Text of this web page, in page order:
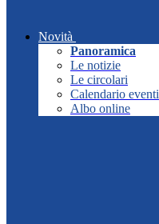
Novità
Panoramica
Le notizie
Le circolari
Calendario eventi
Albo online